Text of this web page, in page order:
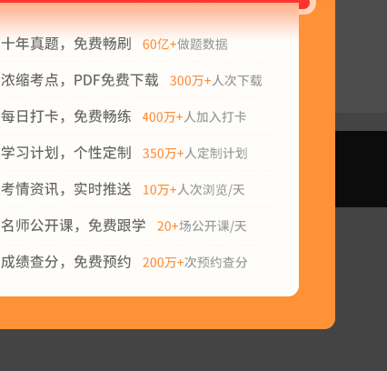
网站声明 | 联系方式 | 帮助中心 |
加入我们
客服电话：010-53720295 010-62168566